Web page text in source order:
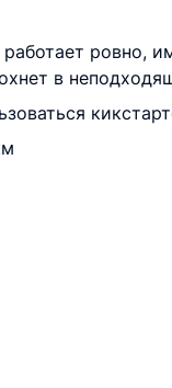
ровно,
в